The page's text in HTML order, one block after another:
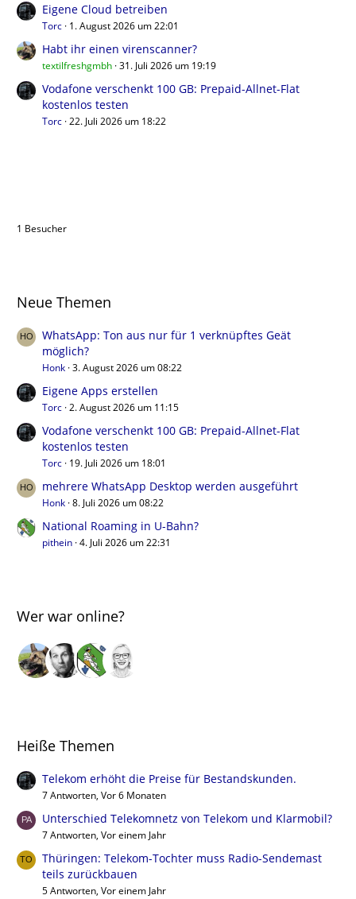
Eigene Cloud betreiben
Torc 1. August 2026 um 22:01
Habt ihr einen virenscanner?
textilfreshgmbh 31. Juli 2026 um 19:19
Vodafone verschenkt 100 GB: Prepaid-Allnet-Flat
kostenlos testen
Torc 22. Juli 2026 um 18:22
1 Besucher
Neue Themen
WhatsApp: Ton aus nur für 1 verknüpftes Geät
möglich?
Honk 3. August 2026 um 08:22
Eigene Apps erstellen
Torc 2. August 2026 um 11:15
Vodafone verschenkt 100 GB: Prepaid-Allnet-Flat
kostenlos testen
Torc 19. Juli 2026 um 18:01
mehrere WhatsApp Desktop werden ausgeführt
Honk 8. Juli 2026 um 08:22
National Roaming in U-Bahn?
pithein 4. Juli 2026 um 22:31
Wer war online?
Heiße Themen
Telekom erhöht die Preise für Bestandskunden.
7 Antworten, Vor 6 Monaten
Unterschied Telekomnetz von Telekom und Klarmobil?
7 Antworten, Vor einem Jahr
Thüringen: Telekom-Tochter muss Radio-Sendemast
teils zurückbauen
5 Antworten, Vor einem Jahr